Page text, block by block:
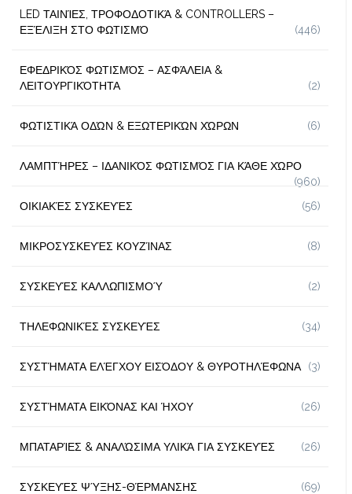
LED ΤΑΙΝΊΕΣ, ΤΡΟΦΟΔΟΤΙΚΆ & CONTROLLERS –
ΕΞΈΛΙΞΗ ΣΤΟ ΦΩΤΙΣΜΌ
(446)
ΕΦΕΔΡΙΚΌΣ ΦΩΤΙΣΜΌΣ – ΑΣΦΆΛΕΙΑ &
ΛΕΙΤΟΥΡΓΙΚΌΤΗΤΑ
(2)
ΦΩΤΙΣΤΙΚΆ ΟΔΏΝ & ΕΞΩΤΕΡΙΚΏΝ ΧΏΡΩΝ (6)
ΛΑΜΠΤΉΡΕΣ – ΙΔΑΝΙΚΌΣ ΦΩΤΙΣΜΌΣ ΓΙΑ ΚΆΘΕ ΧΏΡΟ
(960)
ΟΙΚΙΑΚΈΣ ΣΥΣΚΕΥΈΣ
(56)
ΜΙΚΡΟΣΥΣΚΕΥΈΣ ΚΟΥΖΊΝΑΣ (8)
ΣΥΣΚΕΥΈΣ ΚΑΛΛΩΠΙΣΜΟΎ (2)
ΤΗΛΕΦΩΝΙΚΈΣ ΣΥΣΚΕΥΈΣ (34)
ΣΥΣΤΉΜΑΤΑ ΕΛΈΓΧΟΥ ΕΙΣΌΔΟΥ & ΘΥΡΟΤΗΛΈΦΩΝΑ (3)
ΣΥΣΤΉΜΑΤΑ ΕΙΚΌΝΑΣ ΚΑΙ ΉΧΟΥ (26)
ΜΠΑΤΑΡΊΕΣ & ΑΝΑΛΏΣΙΜΑ ΥΛΙΚΆ ΓΙΑ ΣΥΣΚΕΥΈΣ (26)
ΣΥΣΚΕΥΈΣ ΨΎΞΗΣ-ΘΈΡΜΑΝΣΗΣ (69)